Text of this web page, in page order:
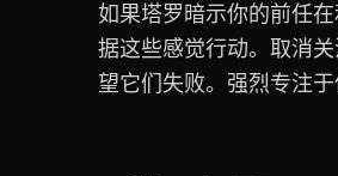
如果塔罗暗示你的前任
据这些感觉行动。取消
望它们失败。强烈专注